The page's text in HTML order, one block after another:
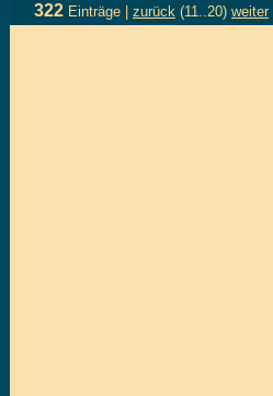
322 Einträge | zurück (11..20) weiter